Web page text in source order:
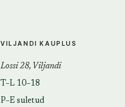
VILJANDI KAUPLUS
Lossi 28, Viljandi
T–L 10–18
P–E suletud